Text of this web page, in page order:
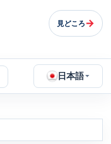
見どころ →
日本語